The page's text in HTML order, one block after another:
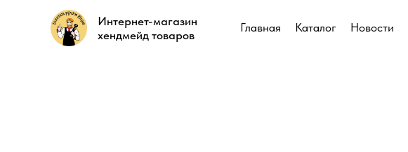
Интернет-магазин
хендмейд товаров
Главная Каталог Новости
Интернет-магазин
хендмейд товаров
Главная Каталог Новости